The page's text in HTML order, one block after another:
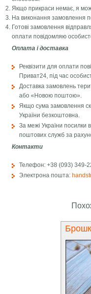
Якщо прикраси немає, я
На виконання замовлення
Готові замовлення
оплати повідомляю
Оплата і доставка
Реквізити для оплати
Приват24, під час
Доставка замовлень
або «Новою поштою».
Якщо сума замовлення
України безкоштовна.
За межі України посилки
поштових служб за
Контакти
Телефон: +38 (093) 349-
Электрона пошта: